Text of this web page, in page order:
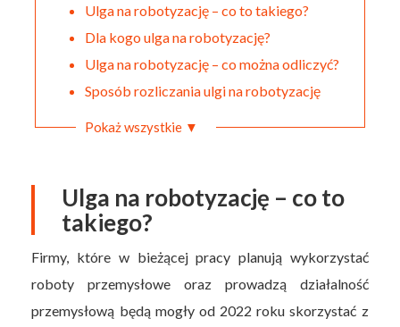
Ulga na robotyzację – co to takiego?
Dla kogo ulga na robotyzację?
Ulga na robotyzację – co można odliczyć?
Sposób rozliczania ulgi na robotyzację
Pokaż wszystkie ▼
Ulga na robotyzację – co to
takiego?
Firmy, które w bieżącej pracy planują wykorzystać
roboty przemysłowe oraz prowadzą działalność
przemysłową będą mogły od 2022 roku skorzystać z